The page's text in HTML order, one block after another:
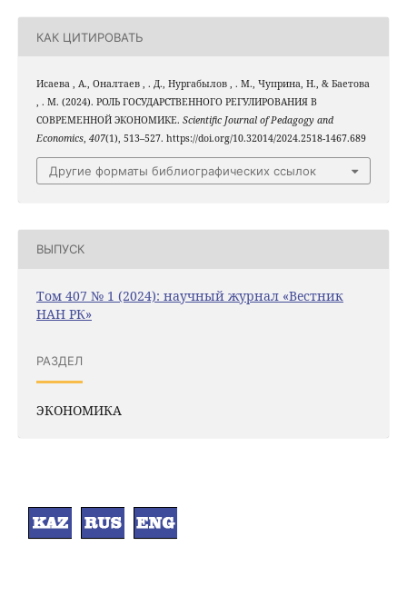
КАК ЦИТИРОВАТЬ
Исаева , А., Оналтаев , . Д., Нургабылов , . М., Чуприна, Н., & Баетова
, . М. (2024). РОЛЬ ГОСУДАРСТВЕННОГО РЕГУЛИРОВАНИЯ В
СОВРЕМЕННОЙ ЭКОНОМИКЕ. Scientific Journal of Pedagogy and
Economics, 407(1), 513–527. https://doi.org/10.32014/2024.2518-1467.689
Другие форматы библиографических ссылок
ВЫПУСК
Том 407 № 1 (2024): научный журнал «Вестник
НАН РК»
РАЗДЕЛ
ЭКОНОМИКА